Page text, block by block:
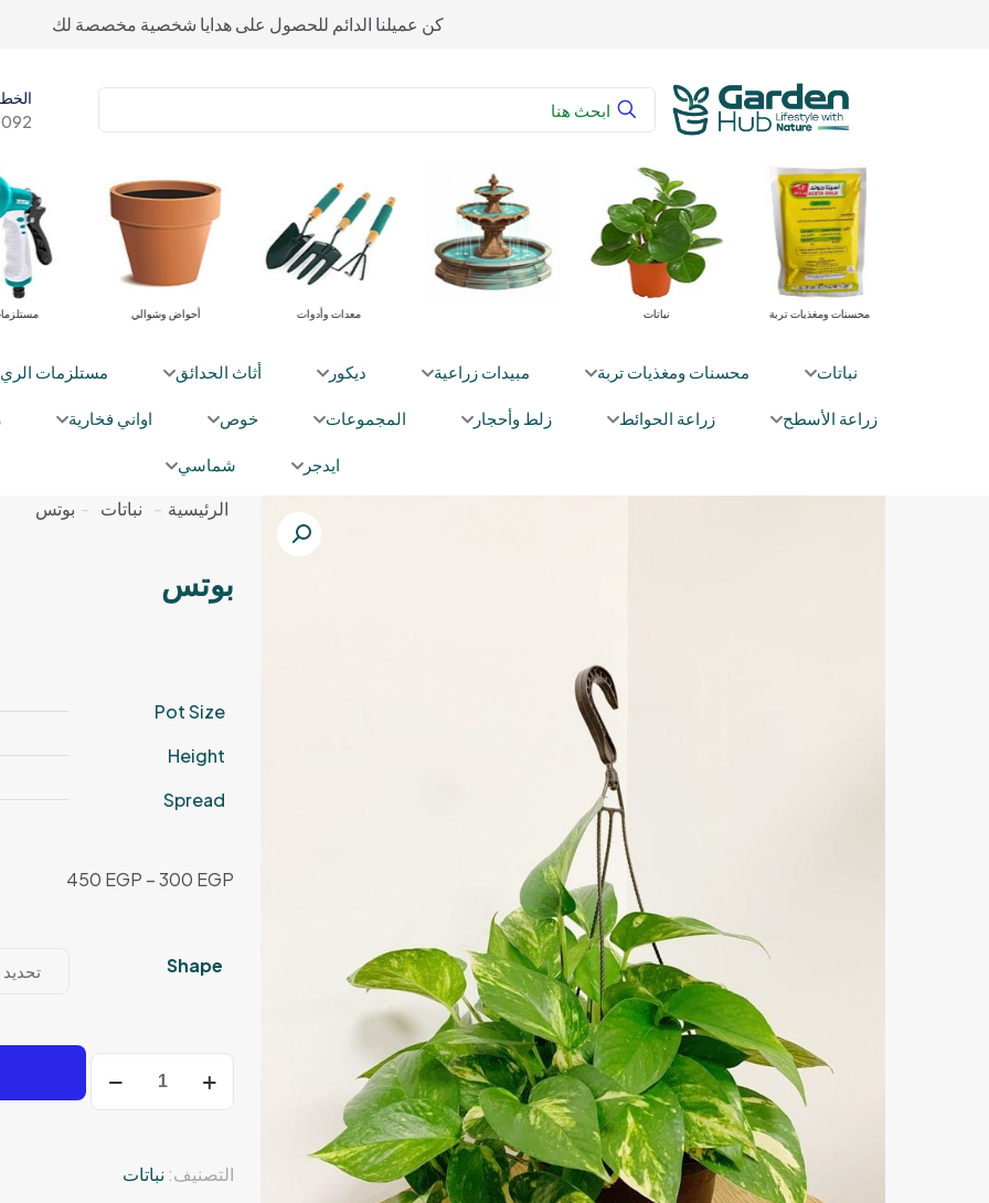
كن عميلنا الدائم للحصول على هدايا شخصية مخصصة لك
أحواض وشوالي معدات وأدوات نباتات محسنات ومغذيات تربة
نباتات محسنات ومغذيات تربة مبيدات زراعية ديكور أثاث الحدائق مستلزمات الري
زراعة الأسطح زراعة الحوائط زلط وأحجار المجموعات خوص اواني فخارية
ايدجر شماسي
الرئيسية - نباتات - بوتس
بوتس
Pot Size
Height
Spread
300 EGP
–
450 EGP
خلال
Shape
بوتس
التصنيف: نباتات